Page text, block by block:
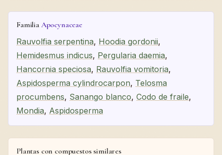
Familia Apocynaceae
Rauvolfia serpentina, Hoodia gordonii,
Hemidesmus indicus, Pergularia daemia,
Hancornia speciosa, Rauvolfia vomitoria,
Aspidosperma cylindrocarpon, Telosma
procumbens, Sanango blanco, Codo de fraile,
Mondia, Aspidosperma
Plantas con compuestos similares